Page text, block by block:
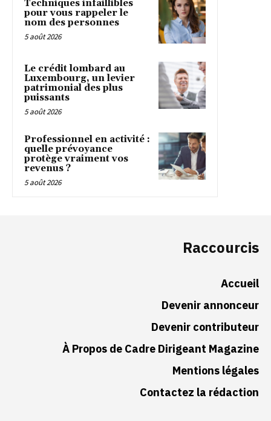
Techniques infaillibles
pour vous rappeler le
nom des personnes
5 août 2026
Le crédit lombard au
Luxembourg, un levier
patrimonial des plus
puissants
5 août 2026
Professionnel en activité :
quelle prévoyance
protège vraiment vos
revenus ?
5 août 2026
Raccourcis
Accueil
Devenir annonceur
Devenir contributeur
À Propos de Cadre Dirigeant Magazine
Mentions légales
Contactez la rédaction